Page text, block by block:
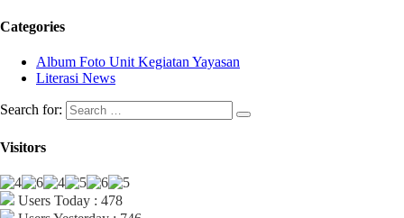
Categories
Album Foto Unit Kegiatan Yayasan
Literasi News
Search for:
Visitors
Users Today : 478